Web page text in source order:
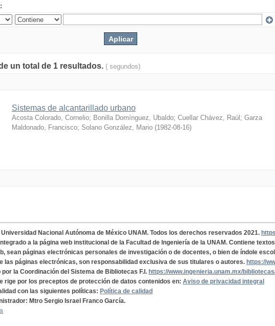
un total de 1 resultados. ( segundos)
Sistemas de alcantarillado urbano
Acosta Colorado, Cornelio; Bonilla Domínguez, Ubaldo; Cuellar Chávez, Raúl ; Garza
Maldonado, Francisco; Solano González, Mario (1982-08-16)
Universidad Nacional Autónoma de México UNAM. Todos los derechos reservados 2021.
a la página web institucional de la Facultad de Ingeniería de la UNAM. Contiene
sean páginas electrónicas personales de investigación o de docentes, o bien de índole
las páginas electrónicas, son responsabilidad exclusiva de sus titulares o autores. https://
la Coordinación del Sistema de Bibliotecas F.I. https://www.ingenieria.unam.mx/
rige por los preceptos de protección de datos contenidos en: Aviso de privacidad integral
con las siguientes políticas: Política de calidad
Mtro Sergio Israel Franco García.